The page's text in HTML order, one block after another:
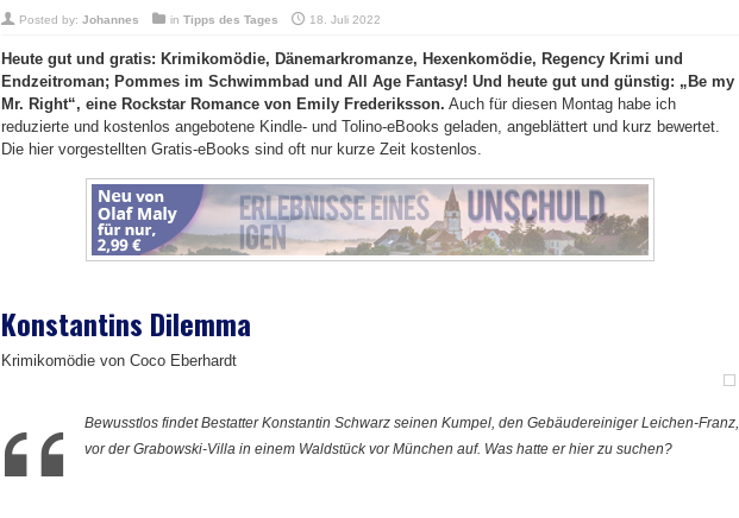
Posted by: Johannes in Tipps des Tages 18. Juli 2022
Heute gut und gratis: Krimikomödie, Dänemarkromanze, Hexenkomödie, Regency Krimi und
Endzeitroman; Pommes im Schwimmbad und All Age Fantasy! Und heute gut und günstig: „Be my
Mr. Right“, eine Rockstar Romance von Emily Frederiksson. Auch für diesen Montag habe ich
reduzierte und kostenlos angebotene Kindle- und Tolino-eBooks geladen, angeblättert und kurz bewertet.
Die hier vorgestellten Gratis-eBooks sind oft nur kurze Zeit kostenlos.
Konstantins Dilemma
Krimikomödie von Coco Eberhardt
Bewusstlos findet Bestatter Konstantin Schwarz seinen Kumpel, den Gebäudereiniger Leichen-Franz,
vor der Grabowski-Villa in einem Waldstück vor München auf. Was hatte er hier zu suchen?